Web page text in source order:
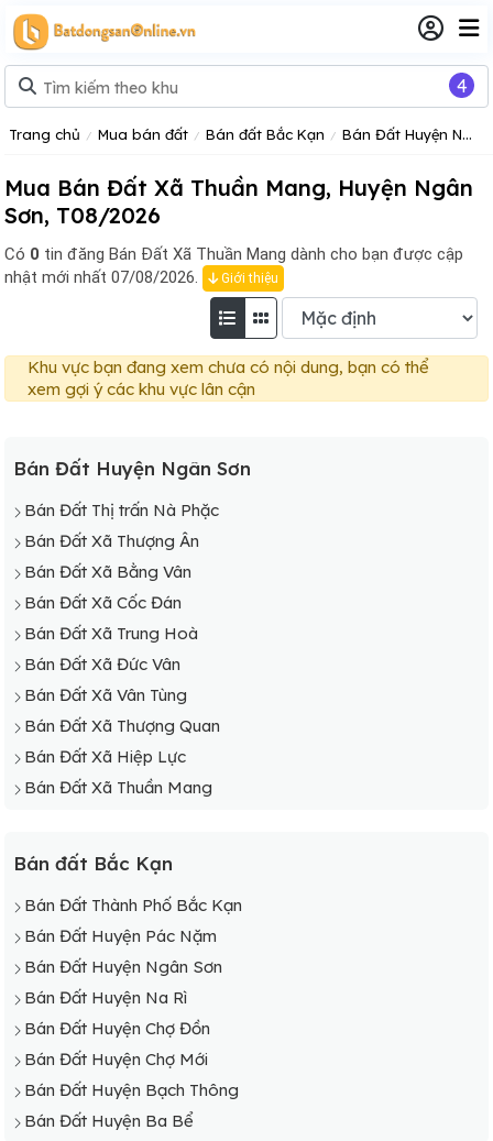
Trang chủ Mua bán đất Bán đất Bắc Kạn Bán Đất Huyện Ngân Sơn
Mua Bán Đất Xã Thuần Mang, Huyện Ngân
Sơn, T08/2026
Có 0 tin đăng Bán Đất Xã Thuần Mang dành cho bạn được cập
nhật mới nhất 07/08/2026.
Giới thiệu
Khu vực bạn đang xem chưa có nội dung, bạn có thể
xem gợi ý các khu vực lân cận
Bán Đất Huyện Ngân Sơn
Bán Đất Thị trấn Nà Phặc
Bán Đất Xã Thượng Ân
Bán Đất Xã Bằng Vân
Bán Đất Xã Cốc Đán
Bán Đất Xã Trung Hoà
Bán Đất Xã Đức Vân
Bán Đất Xã Vân Tùng
Bán Đất Xã Thượng Quan
Bán Đất Xã Hiệp Lực
Bán Đất Xã Thuần Mang
Bán đất Bắc Kạn
Bán Đất Thành Phố Bắc Kạn
Bán Đất Huyện Pác Nặm
Bán Đất Huyện Ngân Sơn
Bán Đất Huyện Na Rì
Bán Đất Huyện Chợ Đồn
Bán Đất Huyện Chợ Mới
Bán Đất Huyện Bạch Thông
Bán Đất Huyện Ba Bể
4